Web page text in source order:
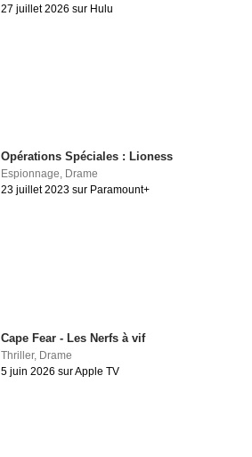
27 juillet 2026 sur Hulu
Opérations Spéciales : Lioness
Espionnage, Drame
23 juillet 2023 sur Paramount+
Cape Fear - Les Nerfs à vif
Thriller, Drame
5 juin 2026 sur Apple TV